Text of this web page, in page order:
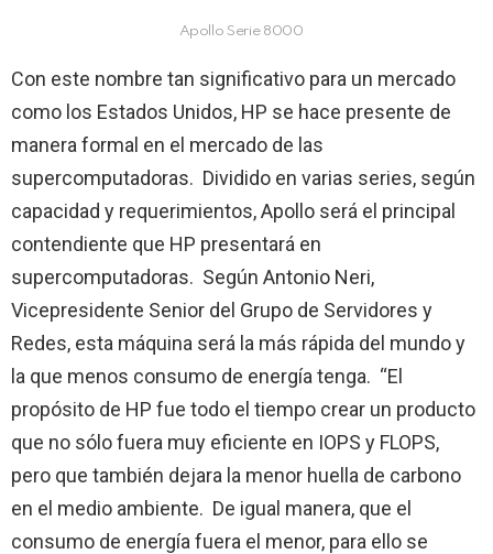
Apollo Serie 8000
Con este nombre tan significativo para un mercado
como los Estados Unidos, HP se hace presente de
manera formal en el mercado de las
supercomputadoras. Dividido en varias series, según
capacidad y requerimientos, Apollo será el principal
contendiente que HP presentará en
supercomputadoras. Según Antonio Neri,
Vicepresidente Senior del Grupo de Servidores y
Redes, esta máquina será la más rápida del mundo y
la que menos consumo de energía tenga. “El
propósito de HP fue todo el tiempo crear un producto
que no sólo fuera muy eficiente en IOPS y FLOPS,
pero que también dejara la menor huella de carbono
en el medio ambiente. De igual manera, que el
consumo de energía fuera el menor, para ello se